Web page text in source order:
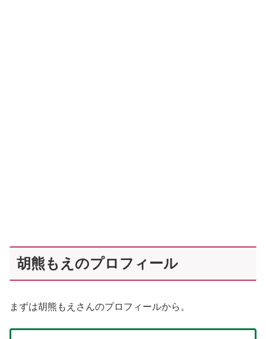
胡熊もえのプロフィール
まずは胡熊もえさんのプロフィールから。